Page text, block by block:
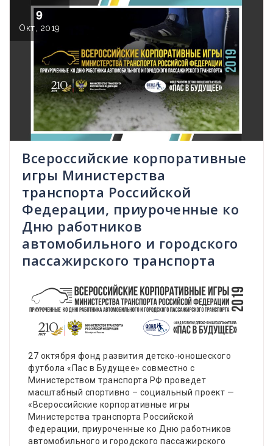
9
Окт, 2019
Всероссийские корпоративные
игры Министерства
транспорта Российской
Федерации, приуроченные ко
Дню работников
автомобильного и городского
пассажирского транспорта
27 октября фонд развития детско-юношеского
футбола «Пас в Будущее» совместно с
Министерством транспорта РФ проведет
масштабный спортивно – социальный проект —
«Всероссийские корпоративные игры
Министерства транспорта Российской
Федерации, приуроченные ко Дню работников
автомобильного и городского пассажирского